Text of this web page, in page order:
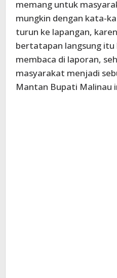
memang untuk
mungkin dengan kata-
turun ke lapangan,
bertatapan langsung itu
membaca di laporan,
masyarakat menjadi
Mantan Bupati Malinau